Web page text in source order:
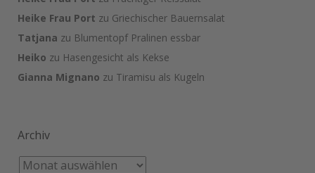
Heike Frau Port zu Griechischer Bauernsalat
Tatjana zu Blumentopf Pralinen essbar
Heiko zu Hasengesicht als Kekse
Gianna Mignano zu Tiramisu als Kugeln
Archiv